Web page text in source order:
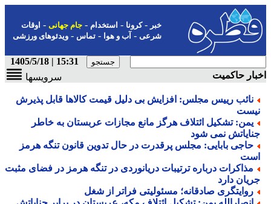
-کرونا-استخدام- جام جهانی-اوقات
شرعی-آب و هوا-تماس-ویدئوهای ورزشی
15:31 | 1405/5/18
حاکمیت
سرویسها
نائب رییس مجلس: افزایش بی دلیل قیمت کالاها قابل پذیرش
یمن: تشکیل ائتلاف هرگز مانع مجازات عربستان به خاطر
نمی شود
حاجی بابایی: مجلس پرقدرت در حال تدوین قانون تنگه هرمز
مذاکرات درباره ترتیبات دریانوردی در تنگه هرمز در فضای مثبت
دارد
روایتگری صادقانه؛ مسئولیتی فراتر از شغل